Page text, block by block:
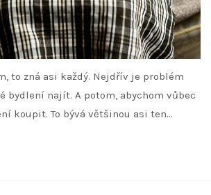
to zná asi každý. Nejdřív je problém
bydlení najít. A potom, abychom vůbec
koupit. To bývá většinou asi ten…